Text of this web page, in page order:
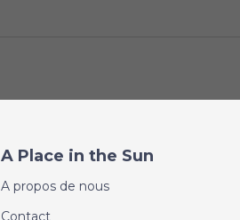
A Place in the Sun
A propos de nous
Contact